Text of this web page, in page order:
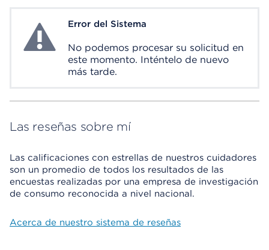
System ErrorError del Sistema
No podemos procesar su solicitud en
este momento. Inténtelo de nuevo
más tarde.
Las reseñas sobre mí
Las calificaciones con estrellas de nuestros cuidadores
son un promedio de todos los resultados de las
encuestas realizadas por una empresa de investigación
de consumo reconocida a nivel nacional.
Acerca de nuestro sistema de reseñas